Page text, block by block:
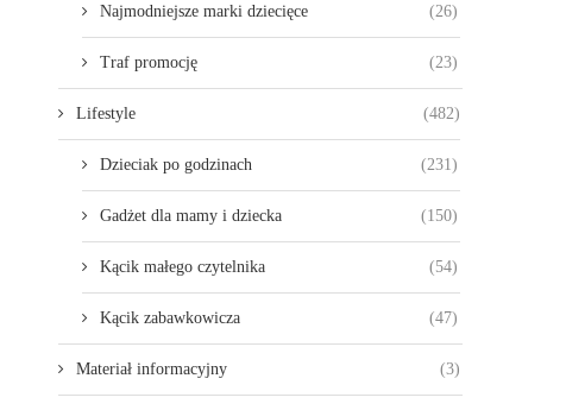
Najmodniejsze marki dziecięce (26)
Traf promocję (23)
Lifestyle (482)
Dzieciak po godzinach (231)
Gadżet dla mamy i dziecka (150)
Kącik małego czytelnika (54)
Kącik zabawkowicza (47)
Materiał informacyjny (3)